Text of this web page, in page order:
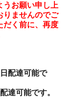
うお願い申し上
りませんのでご
だく前に、再度
配達可能で
達可能です。